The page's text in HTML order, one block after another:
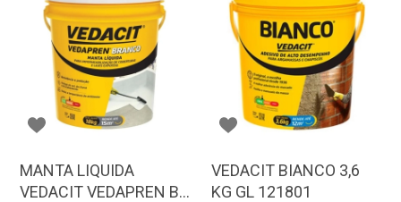
MANTA LIQUIDA
VEDACIT VEDAPREN BR
VEDACIT BIANCO 3,6
KG GL 121801